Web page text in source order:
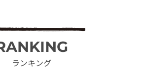
ランキング